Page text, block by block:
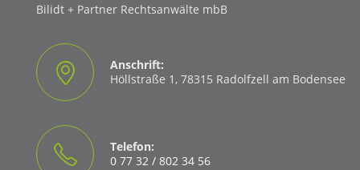
Bilidt + Partner Rechtsanwälte mbB
Anschrift:
Höllstraße 1, 78315 Radolfzell am Bodensee
Telefon:
0 77 32 / 802 34 56